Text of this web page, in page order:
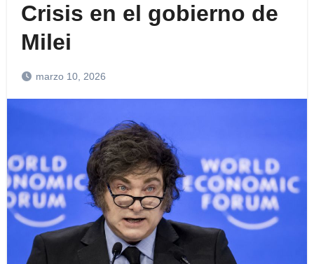
Crisis en el gobierno de
Milei
marzo 10, 2026